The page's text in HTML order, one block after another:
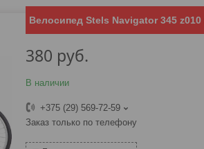
Велосипед Stels Navigator 345 z010
380 руб.
В наличии
+375 (29) 569-72-59
Заказ только по телефону